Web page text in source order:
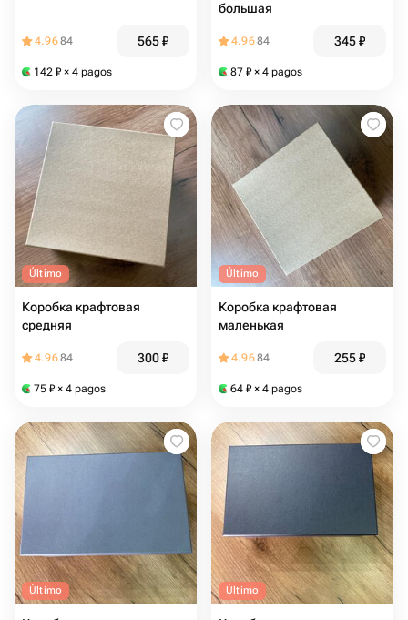
4.9684 565₽
142 ₽ × 4 pagos
большая
4.9684 345₽
87 ₽ × 4 pagos
Último
Коробка крафтовая
средняя
4.9684 300₽
75 ₽ × 4 pagos
Último
Коробка крафтовая
маленькая
4.9684 255₽
64 ₽ × 4 pagos
Último Último